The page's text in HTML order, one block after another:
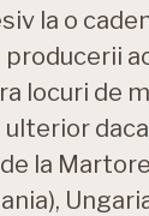
la o
locuri de
la